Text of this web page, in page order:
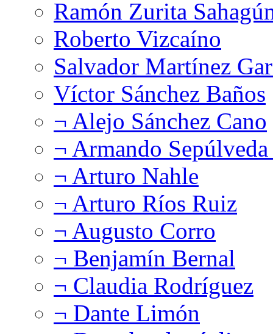
Ramón Zurita
Roberto Vizcaíno
Salvador Martínez
Víctor Sánchez Baños
¬ Alejo Sánchez Cano
¬ Armando
¬ Arturo Nahle
¬ Arturo Ríos Ruiz
¬ Augusto Corro
¬ Benjamín Bernal
¬ Claudia Rodríguez
¬ Dante Limón